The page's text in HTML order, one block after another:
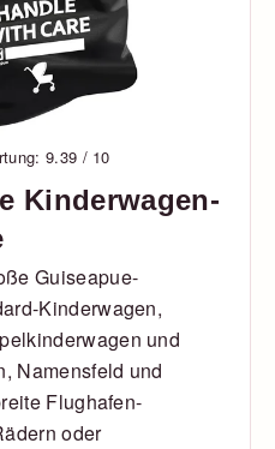
9.39 / 10
Kinderwagen-
Guiseapue-
Kinderwagen,
und
Namensfeld und
Flughafen-
oder